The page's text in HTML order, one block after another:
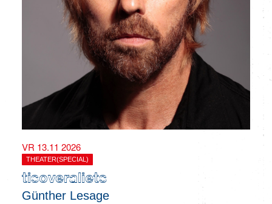
VR 13.11 2026
THEATER(SPECIAL)
tisoveraliets
Günther Lesage